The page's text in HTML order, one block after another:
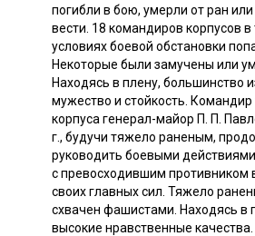
погибли в бою, умерли от ран
вести. 18 командиров корпусов
условиях боевой обстановки
Некоторые были замучены или
Находясь в плену, большинство
мужество и стойкость. Командир
корпуса генерал-майор П. П.
г., будучи тяжело раненым,
руководить боевыми
с превосходившим противником
своих главных сил. Тяжело
схвачен фашистами. Находясь в
высокие нравственные